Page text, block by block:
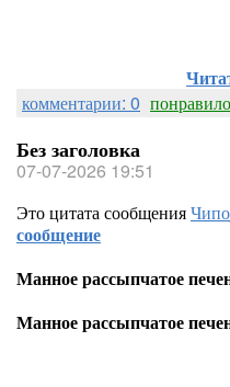
комментарии: 0
Без заголовка
07-07-2026 19:51
Это цитата сообщения
сообщение
Манное рассыпчатое
Манное рассыпчатое